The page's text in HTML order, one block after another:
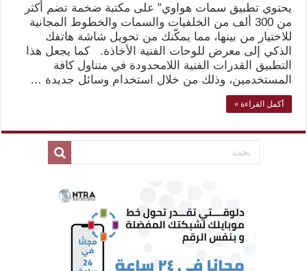
يحتوي تطبيق سمات هواوي” على مكتبة ضخمة تضم أكثر
من 300 ألف من الخلفيات والسمات والخطوط المجانية
للاختيار من بينها، مما يمكّنك من تحويل شاشة هاتفك
الذكي إلى معرض للوحات الفنية الأخاذة. كما يجعل هذا
التطبيق القدرات الفنية اللامحدودة في متناول كافة
المستخدمين، وذلك من خلال استخدام وسائل جديدة …
أكمل القراءة »